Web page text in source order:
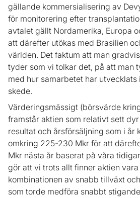
gällande kommersialisering av
för monitorering efter
avtalet gällt Nordamerika, Europa
att därefter utökas med Brasilien
världen. Det faktum att man
tyder som vi tolkar det, på att man
med hur samarbetet har utvecklats
skede.
Värderingsmässigt (börsvärde
framstår aktien som relativt sett
resultat och årsförsäljning som i år
omkring 225-230 Mkr för att
Mkr nästa år baserat på våra
gör att vi trots allt finner aktien
kombinationen av snabb tillväxt
som torde medföra snabbt